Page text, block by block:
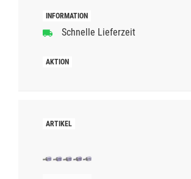
Schnelle Lieferzeit